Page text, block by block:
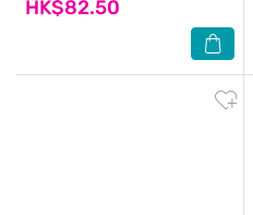
HK$82.50